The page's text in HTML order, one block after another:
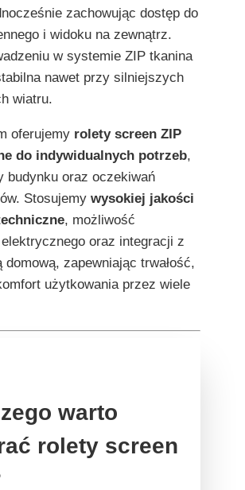
zachowując dostęp do
i widoku na zewnątrz.
w systemie ZIP tkanina
nawet przy silniejszych
wiatru.
oferujemy rolety screen ZIP
do indywidualnych potrzeb,
budynku oraz oczekiwań
Stosujemy wysokiej jakości
, możliwość
oraz integracji z
domową, zapewniając trwałość,
użytkowania przez wiele
warto
rolety screen